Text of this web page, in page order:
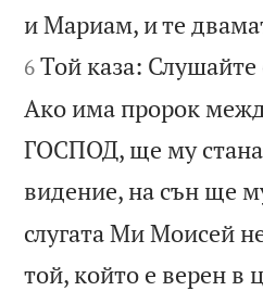
и Мариам, и те
6 Той каза:
Ако има пророк
ГОСПОД, ще му стана
видение, на сън ще
слугата Ми Моисей
той, който е верен